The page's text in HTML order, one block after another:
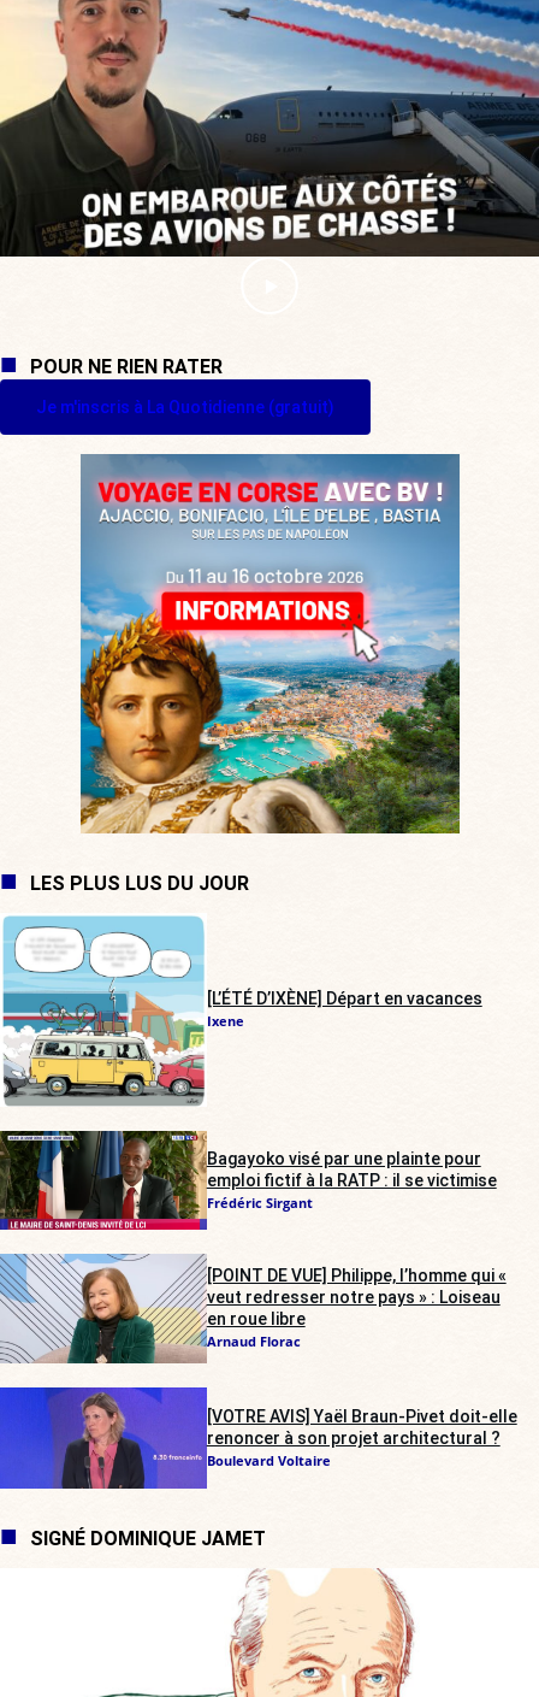
POUR NE RIEN RATER
Je m'inscris à La Quotidienne (gratuit)
LES PLUS LUS DU JOUR
[L’ÉTÉ D’IXÈNE] Départ en vacances
Ixene
Bagayoko visé par une plainte pour
emploi fictif à la RATP : il se victimise
Frédéric Sirgant
[POINT DE VUE] Philippe, l’homme qui «
veut redresser notre pays » : Loiseau
en roue libre
Arnaud Florac
[VOTRE AVIS] Yaël Braun-Pivet doit-elle
renoncer à son projet architectural ?
Boulevard Voltaire
SIGNÉ DOMINIQUE JAMET